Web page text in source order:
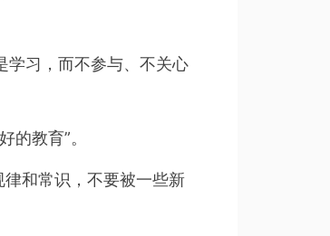
习，而不参与、不关心
教育”。
和常识，不要被一些新